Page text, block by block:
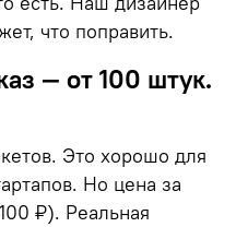
что поправить.
— от 100 штук.
Это хорошо для
Но цена за
₽). Реальная